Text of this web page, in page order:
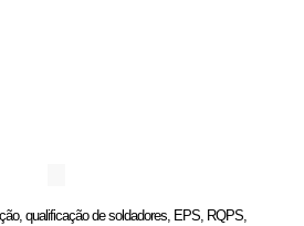
qualificação de soldadores, EPS, RQPS,